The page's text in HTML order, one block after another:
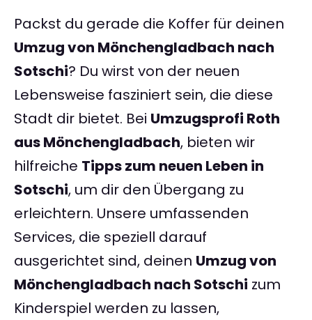
Packst du gerade die Koffer für deinen
Umzug von Mönchengladbach nach
Sotschi? Du wirst von der neuen
Lebensweise fasziniert sein, die diese
Stadt dir bietet. Bei Umzugsprofi Roth
aus Mönchengladbach, bieten wir
hilfreiche Tipps zum neuen Leben in
Sotschi, um dir den Übergang zu
erleichtern. Unsere umfassenden
Services, die speziell darauf
ausgerichtet sind, deinen Umzug von
Mönchengladbach nach Sotschi zum
Kinderspiel werden zu lassen,